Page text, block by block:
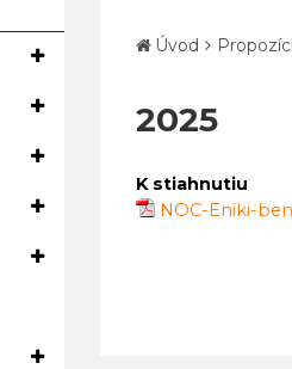
Úvod
2025
K stiahnutiu
NOC-Eniki-